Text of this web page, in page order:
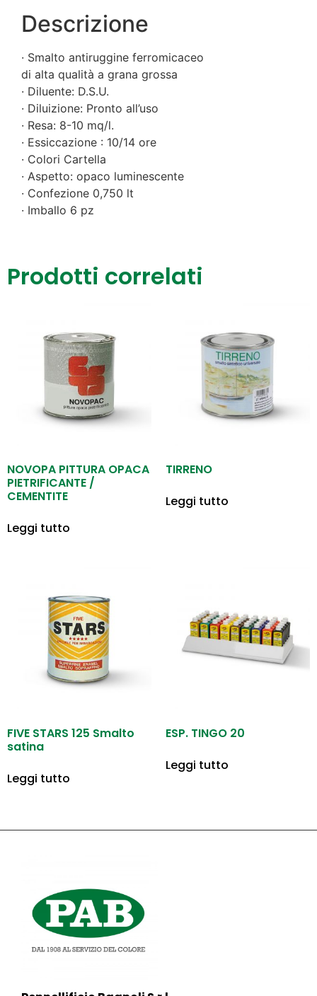
Descrizione
· Smalto antiruggine ferromicaceo
di alta qualità a grana grossa
· Diluente: D.S.U.
· Diluizione: Pronto all’uso
· Resa: 8-10 mq/l.
· Essiccazione : 10/14 ore
· Colori Cartella
· Aspetto: opaco luminescente
· Confezione 0,750 lt
· Imballo 6 pz
Prodotti correlati
NOVOPA PITTURA OPACA
PIETRIFICANTE /
CEMENTITE
Leggi tutto
TIRRENO
Leggi tutto
FIVE STARS 125 Smalto
satina
Leggi tutto
ESP. TINGO 20
Leggi tutto